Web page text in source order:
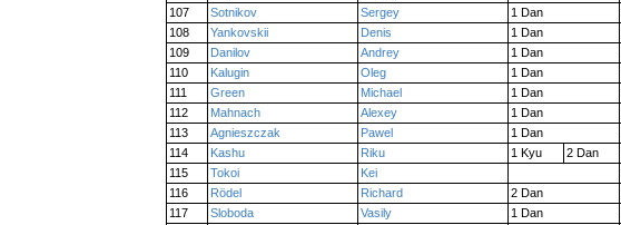
107
Sotnikov Sergey 1 Dan
108
Yankovskii Denis 1 Dan
109
Danilov Andrey 1 Dan
110
Kalugin Oleg 1 Dan
111
Green Michael 1 Dan
112
Mahnach Alexey 1 Dan
113
Agnieszczak Pawel 1 Dan
114
Kashu Riku 1 Kyu 2 Dan
115
Tokoi Kei
116
Rödel Richard 2 Dan
117
Sloboda Vasily 1 Dan